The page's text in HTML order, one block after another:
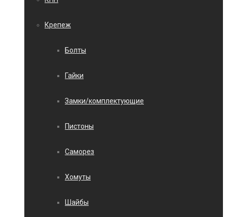
Крепеж
Болты
Гайки
Замки/комплектующие
Пистоны
Саморез
Хомуты
Шайбы